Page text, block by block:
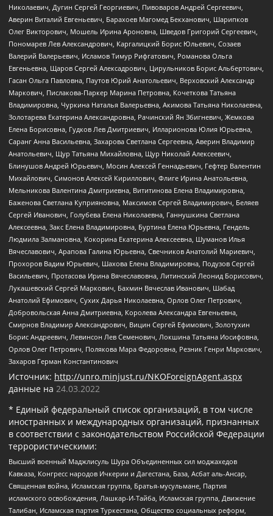
Николаевич, Дугин Сергей Георгиевич, Пивоваров Андрей Сергеевич,
Аверин Виталий Евгеньевич, Барахоев Магомед Бекханович, Шарипков
Олег Викторович, Мошель Ирина Ароновна, Шведов Григорий Сергеевич,
Пономарев Лев Александрович, Каргалицкий Борис Юльевич, Созаев
Валерий Валерьевич, Исламов Тимур Рифгатович, Романова Ольга
Евгеньевна, Щаров Сергей Алексадрович, Цирульников Борис Альбертович,
Гасан Ольга Павловна, Паутов Юрий Анатольевич, Верховский Александр
Маркович, Пислакова-Паркер Марина Петровна, Кочеткова Татьяна
Владимировна, Чуркина Наталья Валерьевна, Акимова Татьяна Николаевна,
Золотарева Екатерина Александровна, Рачинский Ян Збигневич, Жемкова
Елена Борисовна, Гудков Лев Дмитриевич, Илларионова Юлия Юрьевна,
Саранг Анна Васильевна, Захарова Светлана Сергеевна, Аверин Владимир
Анатольевич, Щур Татьяна Михайловна, Щур Николай Алексеевич,
Блинушов Андрей Юрьевич, Мосин Алексей Геннадьевич, Гефтер Валентин
Михайлович, Симонов Алексей Кириллович, Флиге Ирина Анатольевна,
Мельникова Валентина Дмитриевна, Вититинова Елена Владимировна,
Баженова Светлана Куприяновна, Максимов Сергей Владимирович, Беляев
Сергей Иванович, Голубева Елена Николаевна, Ганнушкина Светлана
Алексеевна, Закс Елена Владимировна, Буртина Елена Юрьевна, Гендель
Людмила Залмановна, Кокорина Екатерина Алексеевна, Шуманов Илья
Вячеславович, Арапова Галина Юрьевна, Свечников Анатолий Мариевич,
Прохоров Вадим Юрьевич, Шахова Елена Владимировна, Подузов Сергей
Васильевич, Протасова Ирина Вячеславовна, Литинский Леонид Борисович,
Лукашевский Сергей Маркович, Бахмин Вячеслав Иванович, Шабад
Анатолий Ефимович, Сухих Дарья Николаевна, Орлов Олег Петрович,
Добровольская Анна Дмитриевна, Королева Александра Евгеньевна,
Смирнов Владимир Александрович, Вицин Сергей Ефимович, Золотухин
Борис Андреевич, Левинсон Лев Семенович, Локшина Татьяна Иосифовна,
Орлов Олег Петрович, Полякова Мара Федоровна, Резник Генри Маркович,
Захаров Герман Константинович
Источник: http://unro.minjust.ru/NKOForeignAgent.aspx
данные на 24.03.2022
* Единый федеральный список организаций, в том числе
иностранных и международных организаций, признанных
в соответствии с законодательством Российской Федерации
террористическими:
Высший военный Маджлисуль Шура Объединенных сил моджахедов
Кавказа, Конгресс народов Ичкерии и Дагестана, База, Асбат аль-Ансар,
Священная война, Исламская группа, Братья-мусульмане, Партия
исламского освобождения, Лашкар-И-Тайба, Исламская группа, Движение
Талибан, Исламская партия Туркестана, Общество социальных реформ,